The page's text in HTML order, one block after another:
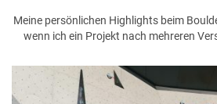
Meine persönlichen Highlights beim
wenn ich ein Projekt nach mehreren